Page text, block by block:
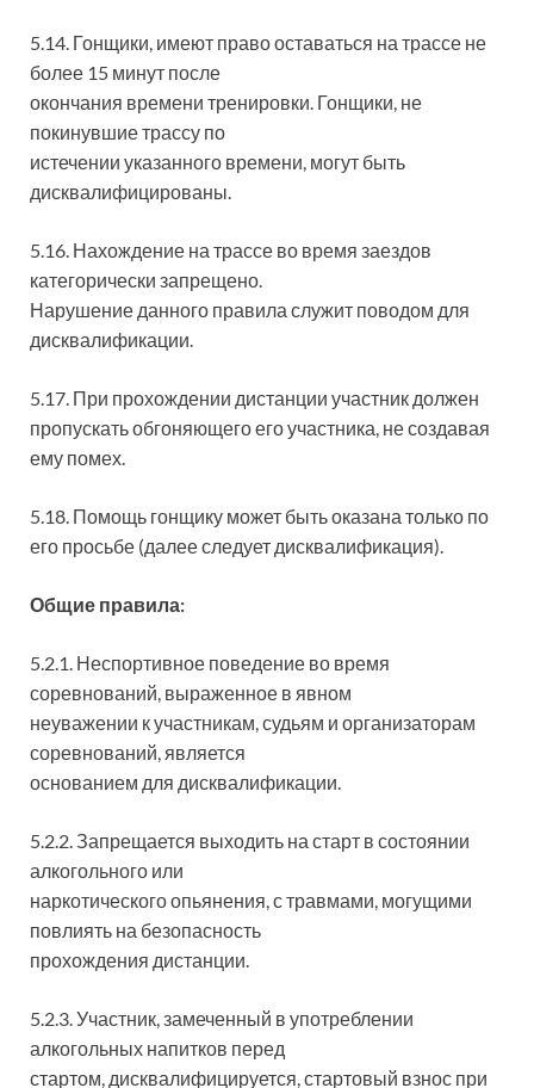
5.14. Гонщики, имеют право оставаться на трассе не
более 15 минут после
окончания времени тренировки. Гонщики, не
покинувшие трассу по
истечении указанного времени, могут быть
дисквалифицированы.
5.16. Нахождение на трассе во время заездов
категорически запрещено.
Нарушение данного правила служит поводом для
дисквалификации.
5.17. При прохождении дистанции участник должен
пропускать обгоняющего его участника, не создавая
ему помех.
5.18. Помощь гонщику может быть оказана только по
его просьбе (далее следует дисквалификация).
Общие правила:
5.2.1. Неспортивное поведение во время
соревнований, выраженное в явном
неуважении к участникам, судьям и организаторам
соревнований, является
основанием для дисквалификации.
5.2.2. Запрещается выходить на старт в состоянии
алкогольного или
наркотического опьянения, с травмами, могущими
повлиять на безопасность
прохождения дистанции.
5.2.3. Участник, замеченный в употреблении
алкогольных напитков перед
стартом, дисквалифицируется, стартовый взнос при